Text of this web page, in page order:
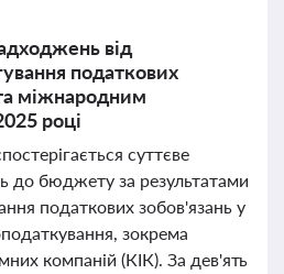
від
податкових
міжнародним
році
суттєве
до бюджету за результатами
податкових зобов'язань у
зокрема
компаній (КІК). За дев'ять